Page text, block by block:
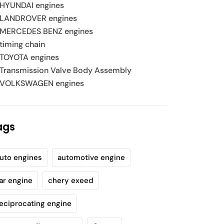
HYUNDAI engines
LANDROVER engines
MERCEDES BENZ engines
timing chain
TOYOTA engines
Transmission Valve Body Assembly
VOLKSWAGEN engines
engines automotive engine
engine chery exeed
engine